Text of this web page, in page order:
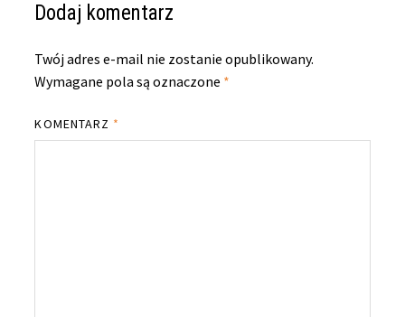
Dodaj komentarz
Twój adres e-mail nie zostanie opublikowany.
Wymagane pola są oznaczone *
KOMENTARZ *